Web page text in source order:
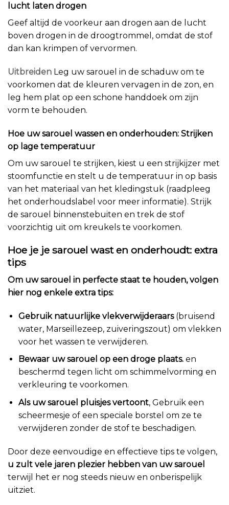
lucht laten drogen
Geef altijd de voorkeur aan drogen aan de lucht
boven drogen in de droogtrommel, omdat de stof
dan kan krimpen of vervormen.
Uitbreiden Leg uw sarouel in de schaduw om te
voorkomen dat de kleuren vervagen in de zon, en
leg hem plat op een schone handdoek om zijn
vorm te behouden.
Hoe uw sarouel wassen en onderhouden: Strijken
op lage temperatuur
Om uw sarouel te strijken, kiest u een strijkijzer met
stoomfunctie en stelt u de temperatuur in op basis
van het materiaal van het kledingstuk (raadpleeg
het onderhoudslabel voor meer informatie). Strijk
de sarouel binnenstebuiten en trek de stof
voorzichtig uit om kreukels te voorkomen.
Hoe je je sarouel wast en onderhoudt: extra
tips
Om uw sarouel in perfecte staat te houden, volgen
hier nog enkele extra tips:
Gebruik natuurlijke vlekverwijderaars(bruisend
water, Marseillezeep, zuiveringszout) om vlekken
voor het wassen te verwijderen.
Bewaar uw sarouel op een droge plaats.en
beschermd tegen licht om schimmelvorming en
verkleuring te voorkomen.
Als uw sarouel pluisjes vertoont, Gebruik een
scheermesje of een speciale borstel om ze te
verwijderen zonder de stof te beschadigen.
Door deze eenvoudige en effectieve tips te volgen,
u zult vele jaren plezier hebben van uw sarouel
terwijl het er nog steeds nieuw en onberispelijk
uitziet.